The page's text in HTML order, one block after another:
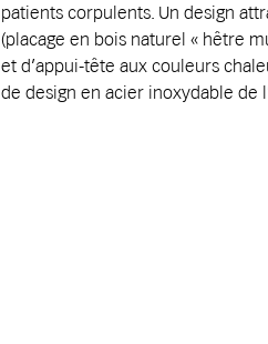
patients corpulents. Un design
(placage en bois naturel « hêtre
et d’appui-tête aux couleurs
de design en acier inoxydable de